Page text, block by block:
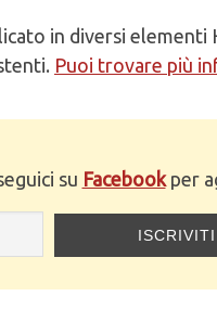
in diversi elementi
Puoi trovare più
su Facebookper